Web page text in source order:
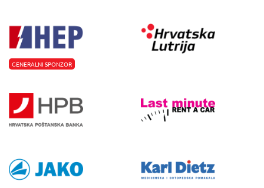
GENERALNI SPONZOR